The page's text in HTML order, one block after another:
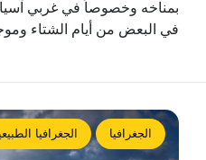
بمناخه وخصوصاً في غربي آسيا
في البعض من أيام الشتاء
الجغرافيا الجغرافيا